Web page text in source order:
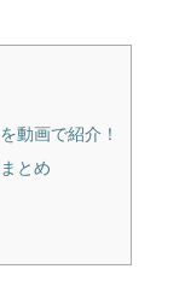
動画で紹介！
とめ